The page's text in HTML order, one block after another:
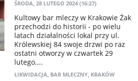
ŚRODA, 28 LUTEGO 2024 (16:27)
Kultowy bar mleczy w Krakowie Żak
przechodzi do historii - po wielu
latach działalności lokal przy ul.
Królewskiej 84 swoje drzwi po raz
ostatni otworzy w czwartek 29
lutego....
LIKWIDACJA, BAR MLECZNY, KRAKÓW